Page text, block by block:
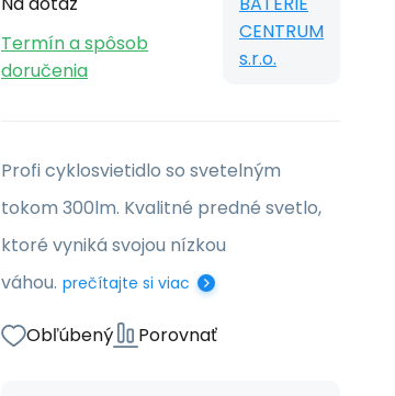
Termín a spôsob
doručenia
CENTRUM
s.r.o.
Profi cyklosvietidlo so svetelným
tokom 300lm. Kvalitné predné svetlo,
ktoré vyniká svojou nízkou
váhou. prečítajte si viac
Obľúbený Porovnať